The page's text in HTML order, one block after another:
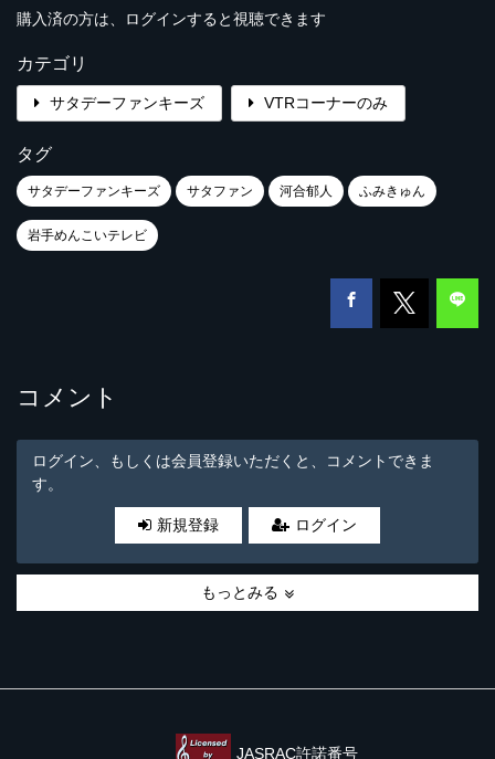
購入済の方は、ログインすると視聴できます
カテゴリ
サタデーファンキーズ VTRコーナーのみ
タグ
サタデーファンキーズ サタファン 河合郁人 ふみきゅん
岩手めんこいテレビ
コメント
ログイン、もしくは会員登録いただくと、コメントできま
す。
新規登録 ログイン
もっとみる
JASRAC許諾番号